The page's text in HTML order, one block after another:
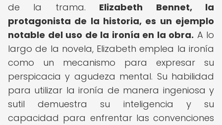
de la trama. Elizabeth Bennet, la
protagonista de la historia, es un ejemplo
notable del uso de la ironía en la obra. A lo
largo de la novela, Elizabeth emplea la ironía
como un mecanismo para expresar su
perspicacia y agudeza mental. Su habilidad
para utilizar la ironía de manera ingeniosa y
sutil demuestra su inteligencia y su
capacidad para enfrentar las convenciones